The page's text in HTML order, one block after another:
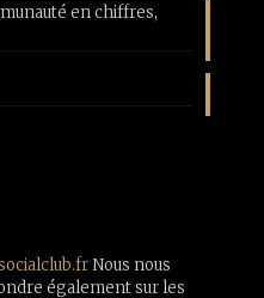
en chiffres,
Nous nous
également sur les